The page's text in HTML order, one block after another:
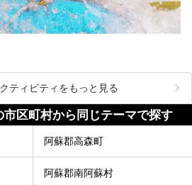
ティビティをもっと見る
区町村から同じテーマで探す
阿蘇郡高森町
阿蘇郡南阿蘇村